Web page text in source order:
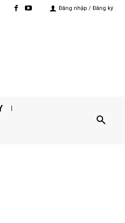
Đăng nhập / Đăng ký